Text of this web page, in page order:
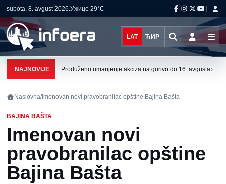
subota, 8. avgust 2026.Ужице 29°C
LAT ЋИР
NAJNOVIJE Produženo umanjenje akciza na gorivo do 16. avgusta›
Naslovna/Imenovan novi pravobranilac opštine Bajina Bašta
BAJINA BAŠTA
Imenovan novi
pravobranilac opštine
Bajina Bašta